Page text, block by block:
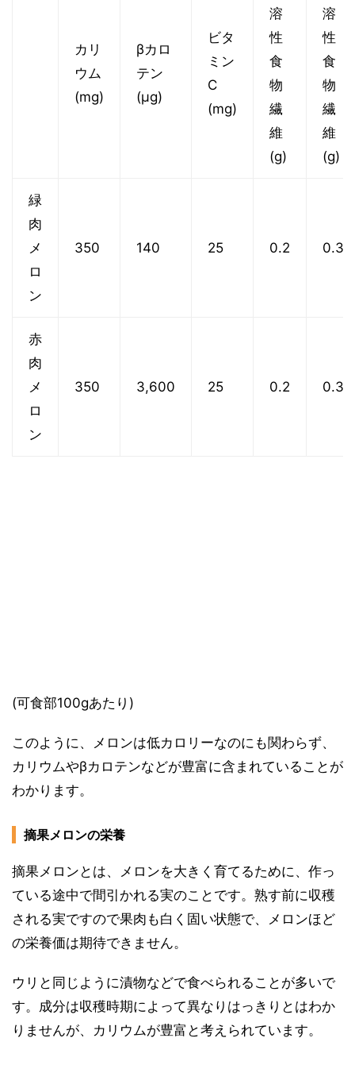
カリ
ウム
(mg)
βカロ
テン
(μg)
ビタ
ミン
C
(mg)
溶
性
食
物
繊
維
(g)
溶
性
食
物
繊
維
(g)
緑
肉
メ
ロ
ン
350 140 25 0.2 0.3
赤
肉
メ
ロ
ン
350 3,600 25 0.2 0.3
(可食部100gあたり)
このように、メロンは低カロリーなのにも関わらず、
カリウムやβカロテンなどが豊富に含まれていることが
わかります。
摘果メロンの栄養
摘果メロンとは、メロンを大きく育てるために、作っ
ている途中で間引かれる実のことです。熟す前に収穫
される実ですので果肉も白く固い状態で、メロンほど
の栄養価は期待できません。
ウリと同じように漬物などで食べられることが多いで
す。成分は収穫時期によって異なりはっきりとはわか
りませんが、カリウムが豊富と考えられています。